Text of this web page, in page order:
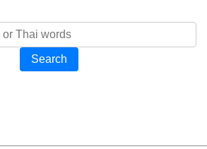
Search